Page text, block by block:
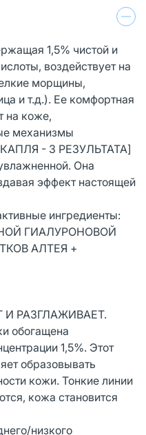
1,5% чистой и
воздействует на
морщины,
и т.д.). Ее комфортная
на коже,
механизмы
КАПЛЯ - 3 РЕЗУЛЬТАТА]
Она
эффект настоящей
ингредиенты:
ГИАЛУРОНОВОЙ
АЛТЕЯ +
РАЗГЛАЖИВАЕТ.
обогащена
1,5%. Этот
образовывать
кожи. Тонкие линии
кожа становится
низкого